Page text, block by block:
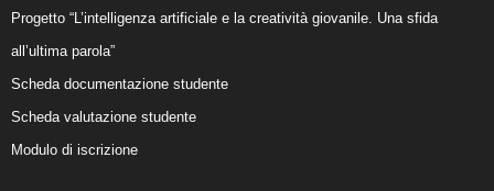
Progetto “L’intelligenza artificiale e la creatività giovanile. Una sfida
all’ultima parola”
Scheda documentazione studente
Scheda valutazione studente
Modulo di iscrizione